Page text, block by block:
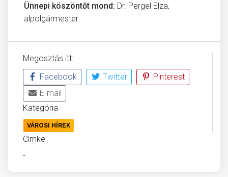
Ünnepi köszöntőt mond: Dr. Pergel Elza,
alpolgármester
Megosztás itt:
Facebook
Twitter
Pinterest
E-mail
Kategória
VÁROSI HÍREK
Címke
-